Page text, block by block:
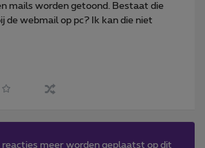
mails worden getoond. Bestaat die
de webmail op pc? Ik kan die niet
reacties meer worden geplaatst op dit